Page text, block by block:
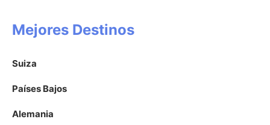
Mejores Destinos
Suiza
Países Bajos
Alemania